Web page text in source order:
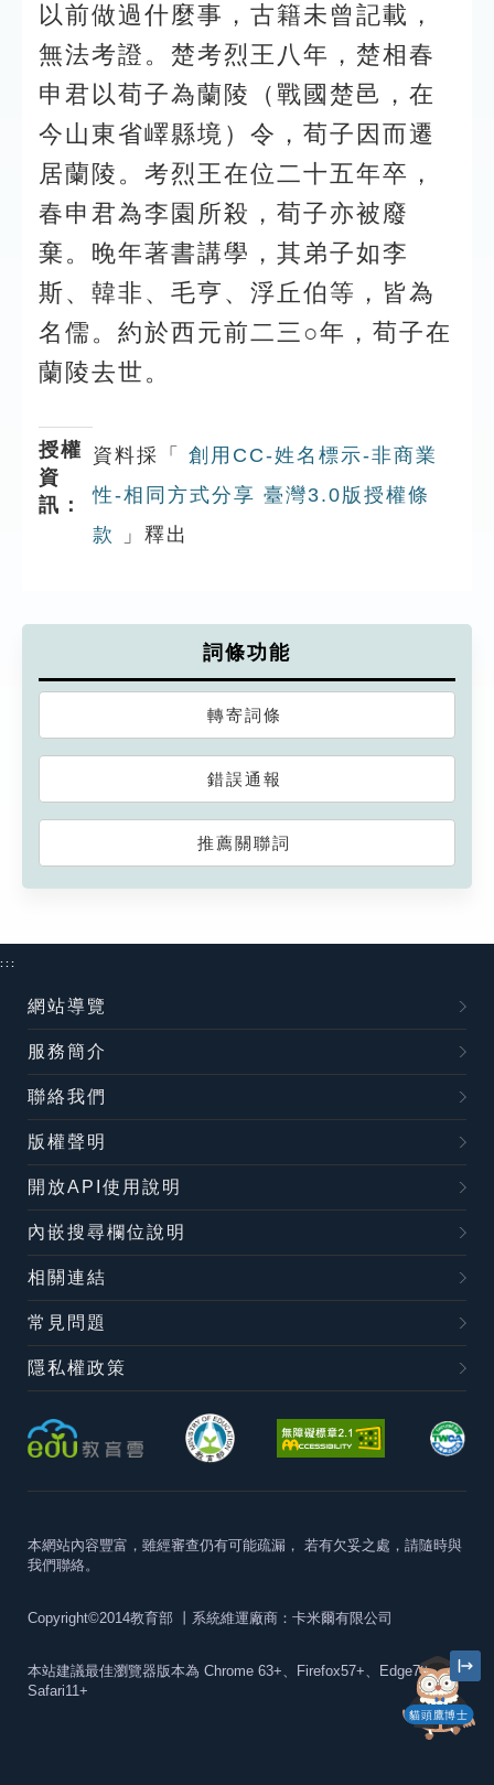
以前做過什麼事，古籍未曾記載，
無法考證。楚考烈王八年，楚相春
申君以荀子為蘭陵（戰國楚邑，在
今山東省嶧縣境）令，荀子因而遷
居蘭陵。考烈王在位二十五年卒，
春申君為李園所殺，荀子亦被廢
棄。晚年著書講學，其弟子如李
斯、韓非、毛亨、浮丘伯等，皆為
名儒。約於西元前二三○年，荀子在
蘭陵去世。
授權
資
訊：
資料採「
創用CC-姓名標示-非商業
性-相同方式分享 臺灣3.0版授權條
款
」釋出
詞條功能
轉寄詞條
錯誤通報
推薦關聯詞
貓頭鷹博士
:::
網站導覽
服務簡介
聯絡我們
版權聲明
開放API使用說明
內嵌搜尋欄位說明
相關連結
常見問題
隱私權政策
本網站內容豐富，雖經審查仍有可能疏漏， 若有欠妥之處，請隨時與
我們聯絡。
Copyright©2014教育部 丨系統維運廠商：卡米爾有限公司
本站建議最佳瀏覽器版本為 Chrome 63+、Firefox57+、Edge79+及
Safari11+